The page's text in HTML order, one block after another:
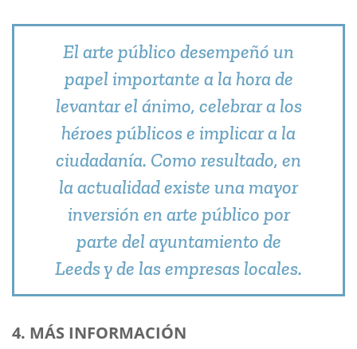
El arte público desempeñó un
papel importante a la hora de
levantar el ánimo, celebrar a los
héroes públicos e implicar a la
ciudadanía. Como resultado, en
la actualidad existe una mayor
inversión en arte público por
parte del ayuntamiento de
Leeds y de las empresas locales.
4. MÁS INFORMACIÓN